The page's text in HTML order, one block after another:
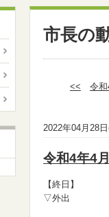
市長の
<< 令和
2022年04月28
令和4年4
【終日】
▽外出